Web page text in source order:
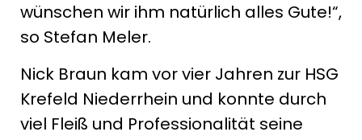
wünschen wir ihm natürlich alles Gute!“,
so Stefan Meler.
Nick Braun kam vor vier Jahren zur HSG
Krefeld Niederrhein und konnte durch
viel Fleiß und Professionalität seine